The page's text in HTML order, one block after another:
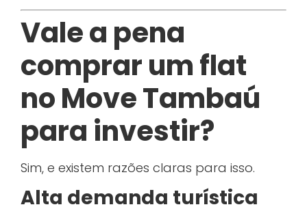
Vale a pena
comprar um flat
no Move Tambaú
para investir?
Sim, e existem razões claras para isso.
Alta demanda turística